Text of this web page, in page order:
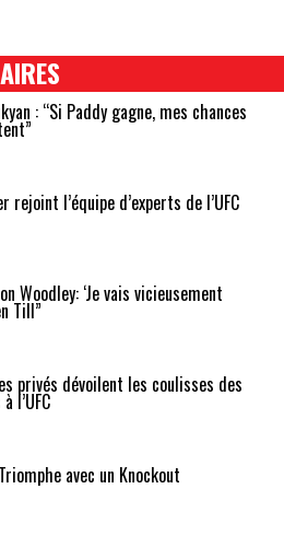
: “Si Paddy gagne, mes chances
rejoint l’équipe d’experts de l’UFC
Woodley: ‘Je vais vicieusement
Till”
privés dévoilent les coulisses des
l’UFC
avec un Knockout